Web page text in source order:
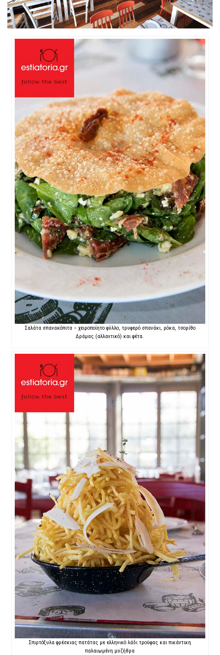
Σαλάτα σπανακόπιτα – χειροποίητο φύλλο, τρυφερό σπανάκι, ρόκα, τσορίθο
Δράμας (αλλαντικό) και φέτα.
Σπιρτόξυλα φρέσκιας πατάτας με ελληνικό λάδι τρούφας και πικάντικη
παλαιωμένη μυζήθρα